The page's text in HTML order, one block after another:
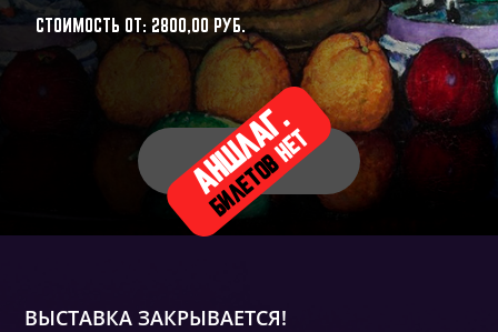
СТОИМОСТЬ ОТ: 2800,00РУБ.
АНШЛАГ.
БИЛЕТОВ
НЕТ
ВЫСТАВКА ЗАКРЫВАЕТСЯ!